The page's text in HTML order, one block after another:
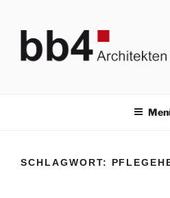
springen
SCHLAGWORT: